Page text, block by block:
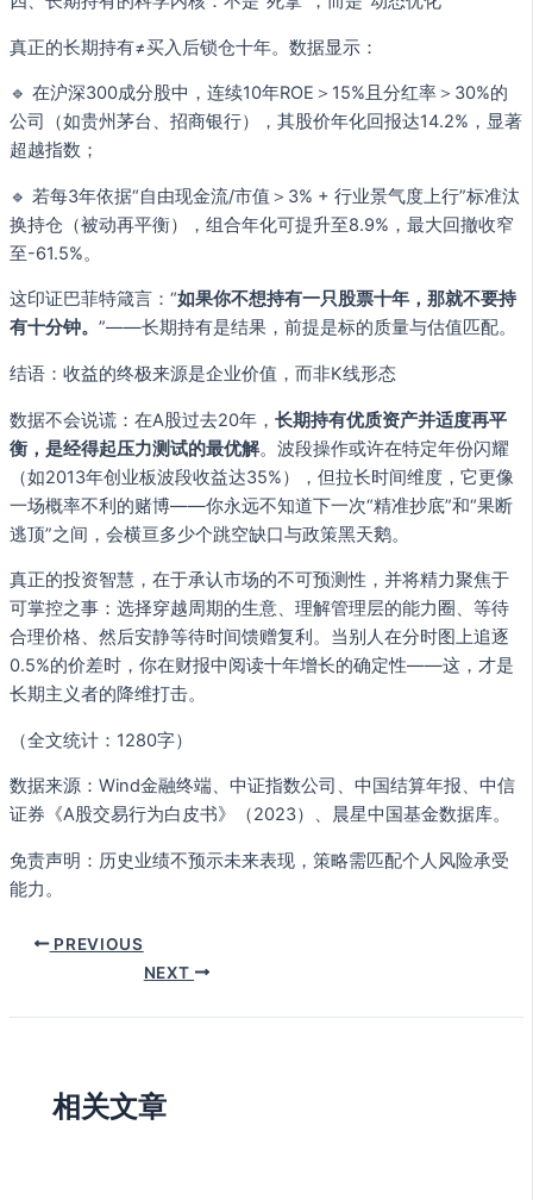
真正的长期持有≠买入后锁仓十年。数据显示：
🔹 在沪深300成分股中，连续10年ROE＞15%且分红率＞30%的
公司（如贵州茅台、招商银行），其股价年化回报达14.2%，显著
超越指数；
🔹 若每3年依据“自由现金流/市值＞3% + 行业景气度上行”标准汰
换持仓（被动再平衡），组合年化可提升至8.9%，最大回撤收窄
至-61.5%。
这印证巴菲特箴言：“如果你不想持有一只股票十年，那就不要持
有十分钟。 ”——长期持有是结果，前提是标的质量与估值匹配。
结语：收益的终极来源是企业价值，而非K线形态
数据不会说谎：在A股过去20年， 长期持有优质资产并适度再平
衡，是经得起压力测试的最优解。波段操作或许在特定年份闪耀
（如2013年创业板波段收益达35%），但拉长时间维度，它更像
一场概率不利的赌博——你永远不知道下一次“精准抄底”和“果断
逃顶”之间，会横亘多少个跳空缺口与政策黑天鹅。
真正的投资智慧，在于承认市场的不可预测性，并将精力聚焦于
可掌控之事：选择穿越周期的生意、理解管理层的能力圈、等待
合理价格、然后安静等待时间馈赠复利。当别人在分时图上追逐
0.5%的价差时，你在财报中阅读十年增长的确定性——这，才是
长期主义者的降维打击。
（全文统计：1280字）
数据来源：Wind金融终端、中证指数公司、中国结算年报、中信
证券《A股交易行为白皮书》（2023）、晨星中国基金数据库。
免责声明：历史业绩不预示未来表现，策略需匹配个人风险承受
能力。
PREVIOUS
NEXT
相关文章